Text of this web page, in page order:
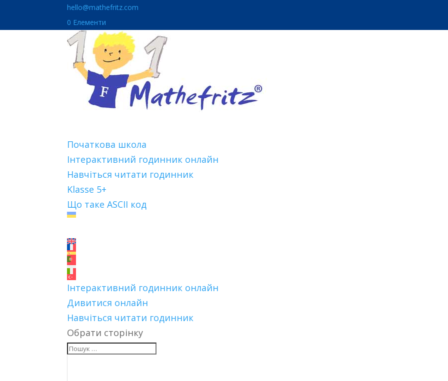
hello@mathefritz.com
0 Елементи
Початкова школа
Інтерактивний годинник онлайн
Навчіться читати годинник
Klasse 5+
Що таке ASCII код
Інтерактивний годинник онлайн
Дивитися онлайн
Навчіться читати годинник
Обрати сторінку